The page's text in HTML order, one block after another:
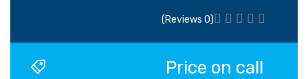
(0 Reviews)
Price on call